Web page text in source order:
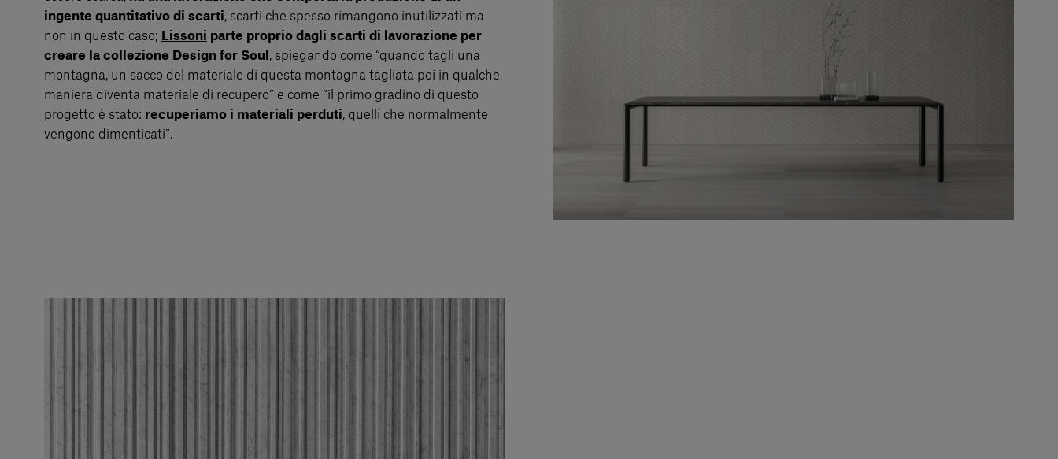
ingente quantitativo di scarti, scarti che spesso rimangono inutilizzati ma
non in questo caso; Lissoni parte proprio dagli scarti di lavorazione per
creare la collezione Design for Soul , spiegando come “quando tagli una
montagna, un sacco del materiale di questa montagna tagliata poi in qualche
maniera diventa materiale di recupero” e come “il primo gradino di questo
progetto è stato: recuperiamo i materiali perduti, quelli che normalmente
vengono dimenticati”.